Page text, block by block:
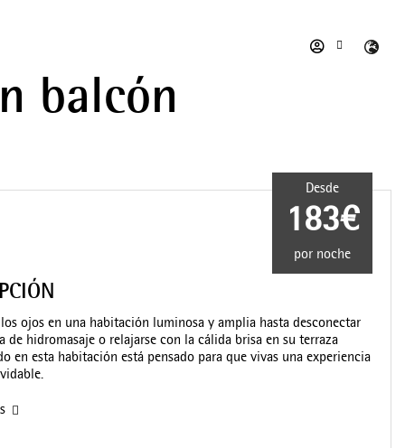
balcón
Desde
183€
por noche
ojos en una habitación luminosa y amplia hasta desconectar
de hidromasaje o relajarse con la cálida brisa en su terraza
en esta habitación está pensado para que vivas una experiencia